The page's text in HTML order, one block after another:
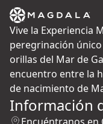
Vive la Experiencia
peregrinación
orillas del Mar de
encuentro entre la
de nacimiento de
Información
Encuéntranos en